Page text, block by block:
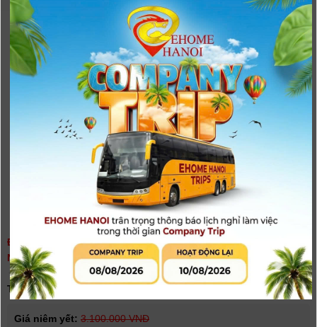
ĐÈN FLASH GODOX TT685II CHO CANON, SONY, FUJIFILM,
NIKON - CHÍNH HÃNG
người đánh giá)
Tình trạng:
Giá niêm yết: 3.100.000 VNĐ